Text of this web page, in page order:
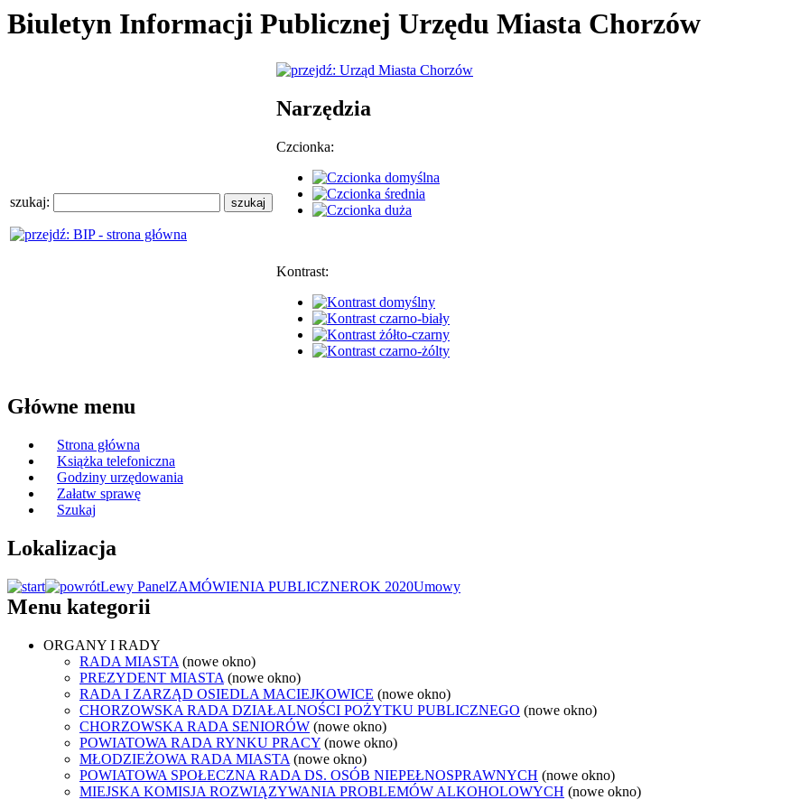
Biuletyn Informacji Publicznej Urzędu Miasta Chorzów
szukaj:
Narzędzia
Czcionka:
Kontrast:
Główne menu
Strona główna
Książka telefoniczna
Godziny urzędowania
Załatw sprawę
Szukaj
Lokalizacja
Lewy PanelZAMÓWIENIA PUBLICZNEROK 2020Umowy
Menu kategorii
ORGANY I RADY
RADA MIASTA (nowe okno)
PREZYDENT MIASTA (nowe okno)
RADA I ZARZĄD OSIEDLA MACIEJKOWICE (nowe okno)
CHORZOWSKA RADA DZIAŁALNOŚCI POŻYTKU PUBLICZNEGO (nowe okno)
CHORZOWSKA RADA SENIORÓW (nowe okno)
POWIATOWA RADA RYNKU PRACY (nowe okno)
MŁODZIEŻOWA RADA MIASTA (nowe okno)
POWIATOWA SPOŁECZNA RADA DS. OSÓB NIEPEŁNOSPRAWNYCH (nowe okno)
MIEJSKA KOMISJA ROZWIĄZYWANIA PROBLEMÓW ALKOHOLOWYCH (nowe okno)